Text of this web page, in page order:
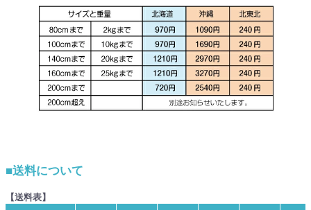
■送料について
【送料表】